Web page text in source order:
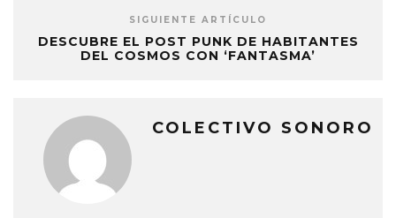
SIGUIENTE ARTÍCULO
DESCUBRE EL POST PUNK DE HABITANTES
DEL COSMOS CON ‘FANTASMA’
COLECTIVO SONORO